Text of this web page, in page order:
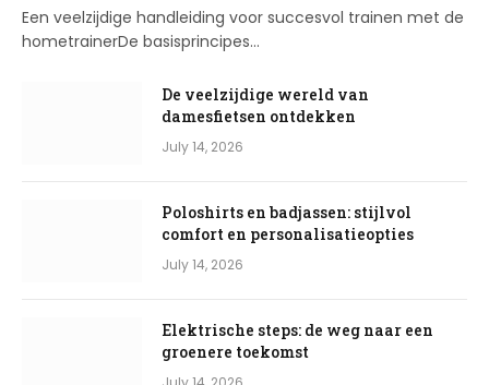
Een veelzijdige handleiding voor succesvol trainen met de
hometrainerDe basisprincipes…
De veelzijdige wereld van
damesfietsen ontdekken
July 14, 2026
Poloshirts en badjassen: stijlvol
comfort en personalisatieopties
July 14, 2026
Elektrische steps: de weg naar een
groenere toekomst